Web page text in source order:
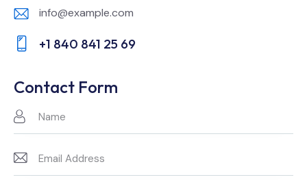
E-
m
info@example.com
on
+1 840 841 25 69
Contact Form